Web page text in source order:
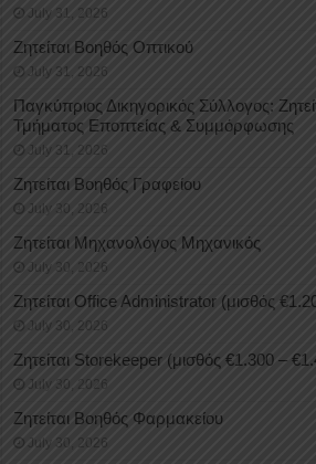
July 31, 2026
Ζητείται Βοηθός Οπτικού
July 31, 2026
Παγκύπριος Δικηγορικός Σύλλογος:
Τμήματος Εποπτείας & Συμμόρφωσης
July 31, 2026
Ζητείται Βοηθός Γραφείου
July 30, 2026
Ζητείται Μηχανολόγος Μηχανικός
July 30, 2026
Ζητείται Office Administrator (μισθός
July 30, 2026
Ζητείται Storekeeper (μισθός €1.300 –
July 30, 2026
Ζητείται Βοηθός Φαρμακείου
July 30, 2026